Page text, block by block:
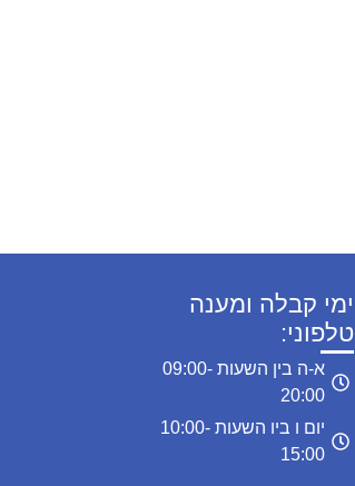
ימי קבלה ומענה
טלפוני:
א-ה בין השעות 09:00-
20:00
יום ו ביו השעות 10:00-
15:00